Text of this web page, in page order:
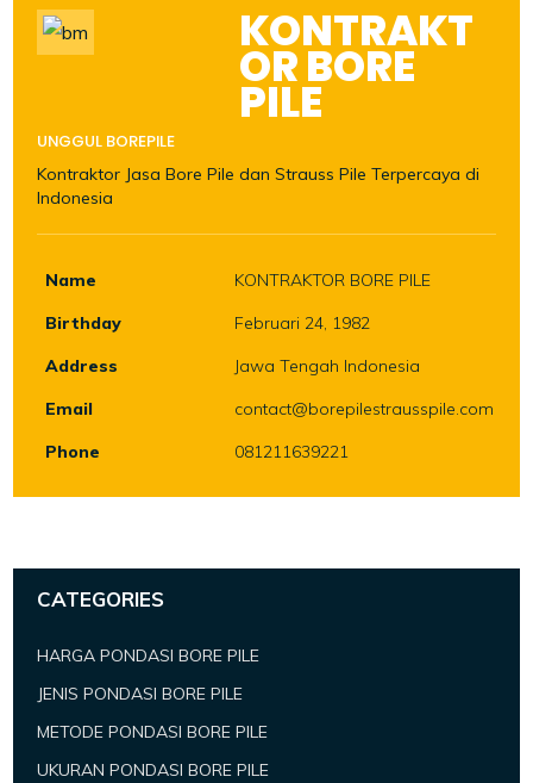
KONTRAKT
OR BORE
PILE
UNGGUL BOREPILE
Kontraktor Jasa Bore Pile dan Strauss Pile Terpercaya di
Indonesia
Name
KONTRAKTOR BORE PILE
Birthday
Februari 24, 1982
Address
Jawa Tengah Indonesia
Email
contact@borepilestrausspile.com
Phone
081211639221
CATEGORIES
HARGA PONDASI BORE PILE
JENIS PONDASI BORE PILE
METODE PONDASI BORE PILE
UKURAN PONDASI BORE PILE